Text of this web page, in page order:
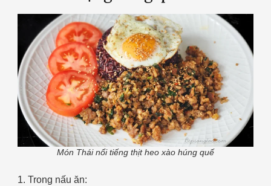
Món Thái nổi tiếng thịt heo xào húng quế
1. Trong nấu ăn: